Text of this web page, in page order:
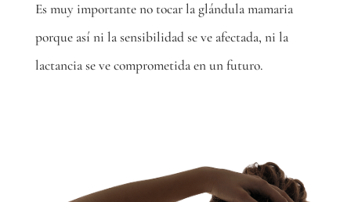
Es muy importante no tocar la glándula mamaria
porque así ni la sensibilidad se ve afectada, ni la
lactancia se ve comprometida en un futuro.